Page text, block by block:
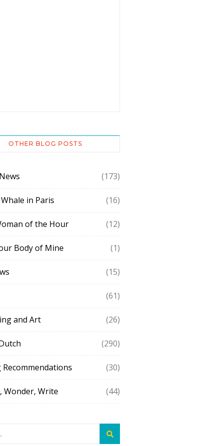
OTHER BLOG POSTS
(173)
in Paris (16)
of the Hour (12)
Body of Mine (1)
(15)
(61)
and Art (26)
(290)
Recommendations (30)
Wonder, Write (44)